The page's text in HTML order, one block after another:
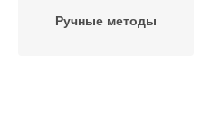
Ручные методы